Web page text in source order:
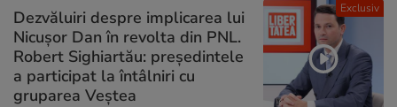
Exclusiv
Dezvăluiri despre implicarea lui
Nicușor Dan în revolta din PNL.
Robert Sighiartău: președintele
a participat la întâlniri cu
gruparea Veștea